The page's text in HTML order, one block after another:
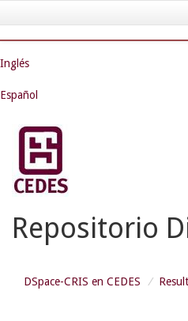
navigation
Inglés
Español
Repositorio
DSpace-CRIS en CEDES